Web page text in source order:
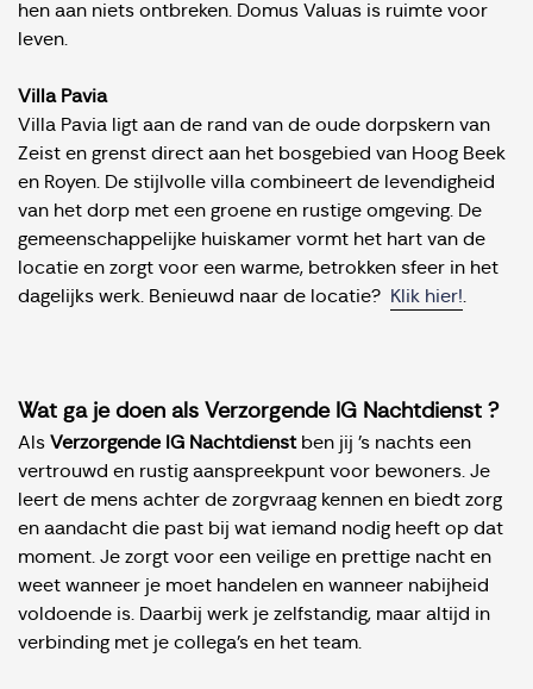
hen aan niets ontbreken. Domus Valuas is ruimte voor
leven.
Villa Pavia
Villa Pavia ligt aan de rand van de oude dorpskern van
Zeist en grenst direct aan het bosgebied van Hoog Beek
en Royen. De stijlvolle villa combineert de levendigheid
van het dorp met een groene en rustige omgeving. De
gemeenschappelijke huiskamer vormt het hart van de
locatie en zorgt voor een warme, betrokken sfeer in het
dagelijks werk. Benieuwd naar de locatie?
Klik hier!
Wat ga je doen als Verzorgende IG Nachtdienst ?
Als Verzorgende IG Nachtdienstben jij ’s nachts een
vertrouwd en rustig aanspreekpunt voor bewoners. Je
leert de mens achter de zorgvraag kennen en biedt zorg
en aandacht die past bij wat iemand nodig heeft op dat
moment. Je zorgt voor een veilige en prettige nacht en
weet wanneer je moet handelen en wanneer nabijheid
voldoende is. Daarbij werk je zelfstandig, maar altijd in
verbinding met je collega’s en het team.